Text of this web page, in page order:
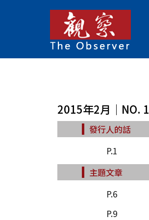
2015年2月｜NO.
發行人的話
P.1
主題文章
P.6
P.9